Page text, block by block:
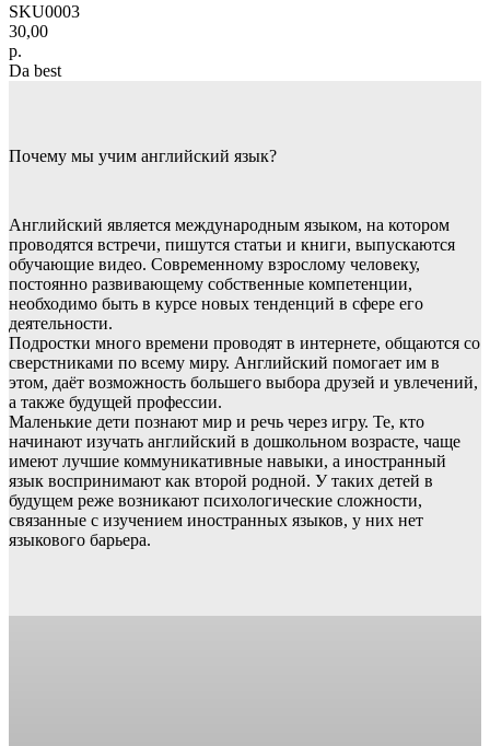
SKU0003
30,00
р.
Da best
Почему мы учим английский язык?
Английский является международным языком, на котором
проводятся встречи, пишутся статьи и книги, выпускаются
обучающие видео. Современному взрослому человеку,
постоянно развивающему собственные компетенции,
необходимо быть в курсе новых тенденций в сфере его
деятельности.
Подростки много времени проводят в интернете, общаются со
сверстниками по всему миру. Английский помогает им в
этом, даёт возможность большего выбора друзей и увлечений,
а также будущей профессии.
Маленькие дети познают мир и речь через игру. Те, кто
начинают изучать английский в дошкольном возрасте, чаще
имеют лучшие коммуникативные навыки, а иностранный
язык воспринимают как второй родной. У таких детей в
будущем реже возникают психологические сложности,
связанные с изучением иностранных языков, у них нет
языкового барьера.